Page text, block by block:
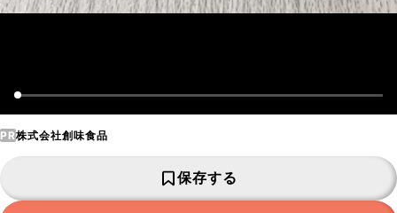
PR株式会社創味食品
保存する